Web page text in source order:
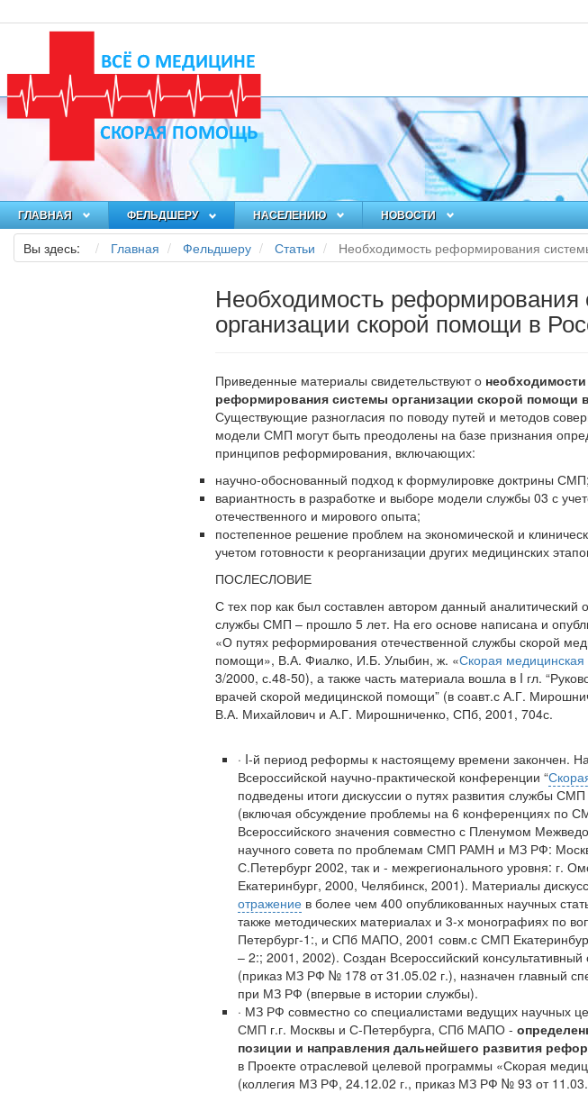
ГЛАВНАЯ ФЕЛЬДШЕРУ НАСЕЛЕНИЮ НОВОСТИ
Вы здесь: Главная Фельдшеру Статьи Необходимость реформирования
Необходимость реформирования
организации скорой помощи в
Приведенные материалы свидетельствуют о необходимости
реформирования системы организации скорой помощи
Существующие разногласия по поводу путей и методов
модели СМП могут быть преодолены на базе признания
принципов реформирования, включающих:
научно-обоснованный подход к формулировке доктрины СМП;
вариантность в разработке и выборе модели службы 03 с
отечественного и мирового опыта;
постепенное решение проблем на экономической и
учетом готовности к реорганизации других медицинских
ПОСЛЕСЛОВИЕ
С тех пор как был составлен автором данный аналитический
службы СМП – прошло 5 лет. На его основе написана и
«О путях реформирования отечественной службы скорой
помощи», В.А. Фиалко, И.Б. Улыбин, ж. «Скорая
3/2000, с.48-50), а также часть материала вошла в I гл.
врачей скорой медицинской помощи” (в соавт.с А.Г.
В.А. Михайлович и А.Г. Мирошниченко, СПб, 2001, 704с.
· I-й период реформы к настоящему времени закончен.
Всероссийской научно-практической конференции “
подведены итоги дискуссии о путях развития службы СМП
(включая обсуждение проблемы на 6 конференциях по
Всероссийского значения совместно с Пленумом
научного совета по проблемам СМП РАМН и МЗ РФ:
С.Петербург 2002, так и - межрегионального уровня: г.
Екатеринбург, 2000, Челябинск, 2001). Материалы
отражение в более чем 400 опубликованных научных
также методических материалах и 3-х монографиях по
Петербург-1:, и СПб МАПО, 2001 совм.с СМП
– 2:; 2001, 2002). Создан Всероссийский
(приказ МЗ РФ № 178 от 31.05.02 г.), назначен главный
при МЗ РФ (впервые в истории службы).
· МЗ РФ совместно со специалистами ведущих научных
СМП г.г. Москвы и С-Петербурга, СПб МАПО -
позиции и направления дальнейшего развития
в Проекте отраслевой целевой программы «Скорая
(коллегия МЗ РФ, 24.12.02 г., приказ МЗ РФ № 93 от